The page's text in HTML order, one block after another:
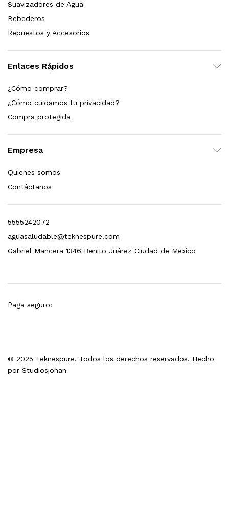
Suavizadores de Agua
Bebederos
Repuestos y Accesorios
Enlaces Rápidos
¿Cómo comprar?
¿Cómo cuidamos tu privacidad?
Compra protegida
Empresa
Quienes somos
Contáctanos
5555242072
aguasaludable@teknespure.com
Gabriel Mancera 1346 Benito Juárez Ciudad de México
© 2025 Teknespure. Todos los derechos reservados. Hecho
por Studiosjohan
Paga seguro: